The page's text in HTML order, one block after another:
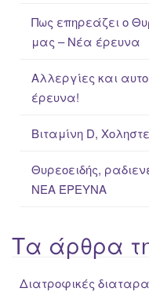
Πως επηρεάζει ο
μας – Νέα έρευνα
Αλλεργίες και
έρευνα!
Βιταμίνη D,
Θυρεοειδής,
ΝΕΑ ΈΡΕΥΝΑ
Τα άρθρα
Διατροφικές